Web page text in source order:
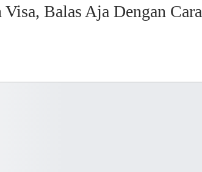
Balas Aja Dengan Cara